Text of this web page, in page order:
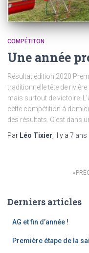
COMPÉTITON
Une année
Résultat édition 2020
traditionnelle tête de
mais surtout de victoire.
cette compétition à
des résultats. C’est dans
Par Léo Tixier , il y a 7 ans
Derniers articles
AG et fin d’année !
Première étape de la